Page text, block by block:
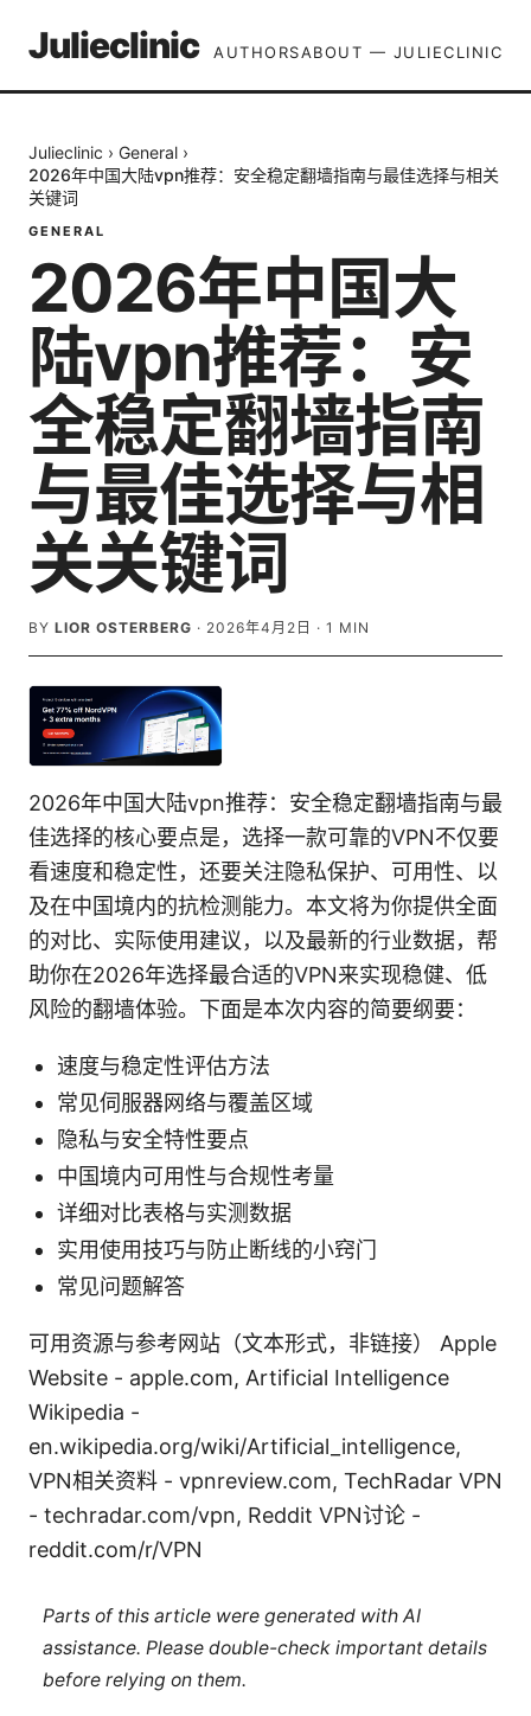
Julieclinic AUTHORSABOUT — JULIECLINIC
Julieclinic › General ›
2026年中国大陆vpn推荐：安全稳定翻墙指南与最佳选择与相关
关键词
GENERAL
2026年中国大
陆vpn推荐：安
全稳定翻墙指南
与最佳选择与相
关关键词
BY LIOR OSTERBERG · 2026年4月2日 · 1 MIN
2026年中国大陆vpn推荐：安全稳定翻墙指南与最
佳选择的核心要点是，选择一款可靠的VPN不仅要
看速度和稳定性，还要关注隐私保护、可用性、以
及在中国境内的抗检测能力。本文将为你提供全面
的对比、实际使用建议，以及最新的行业数据，帮
助你在2026年选择最合适的VPN来实现稳健、低
风险的翻墙体验。下面是本次内容的简要纲要：
速度与稳定性评估方法
常见伺服器网络与覆盖区域
隐私与安全特性要点
中国境内可用性与合规性考量
详细对比表格与实测数据
实用使用技巧与防止断线的小窍门
常见问题解答
可用资源与参考网站（文本形式，非链接） Apple
Website - apple.com, Artificial Intelligence
Wikipedia -
en.wikipedia.org/wiki/Artificial_intelligence,
VPN相关资料 - vpnreview.com, TechRadar VPN
- techradar.com/vpn, Reddit VPN讨论 -
reddit.com/r/VPN
Parts of this article were generated with AI
assistance. Please double-check important details
before relying on them.